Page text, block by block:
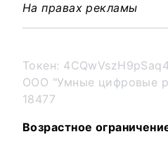
На правах рекламы
Токен:
ООО "Умные цифровые
18477
Возрастное